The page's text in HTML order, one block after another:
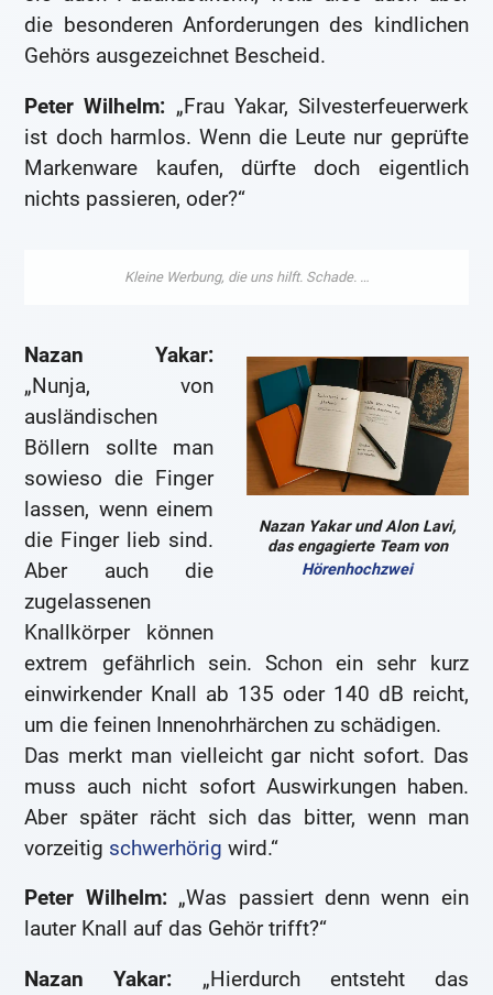
die besonderen Anforderungen des kindlichen
Gehörs ausgezeichnet Bescheid.
Peter Wilhelm: „Frau Yakar, Silvesterfeuerwerk
ist doch harmlos. Wenn die Leute nur geprüfte
Markenware kaufen, dürfte doch eigentlich
nichts passieren, oder?“
Nazan Yakar und Alon Lavi,
das engagierte Team von
Hörenhochzwei
Nazan Yakar:
„Nunja, von
ausländischen
Böllern sollte man
sowieso die Finger
lassen, wenn einem
die Finger lieb sind.
Aber auch die
zugelassenen
Knallkörper können
extrem gefährlich sein. Schon ein sehr kurz
einwirkender Knall ab 135 oder 140 dB reicht,
um die feinen Innenohrhärchen zu schädigen.
Das merkt man vielleicht gar nicht sofort. Das
muss auch nicht sofort Auswirkungen haben.
Aber später rächt sich das bitter, wenn man
vorzeitig schwerhörig wird.“
Peter Wilhelm:„Was passiert denn wenn ein
lauter Knall auf das Gehör trifft?“
Nazan Yakar: „Hierdurch entsteht das